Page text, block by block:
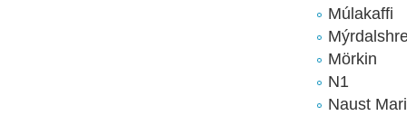
Múlakaffi
Mörkin
N1
Naust